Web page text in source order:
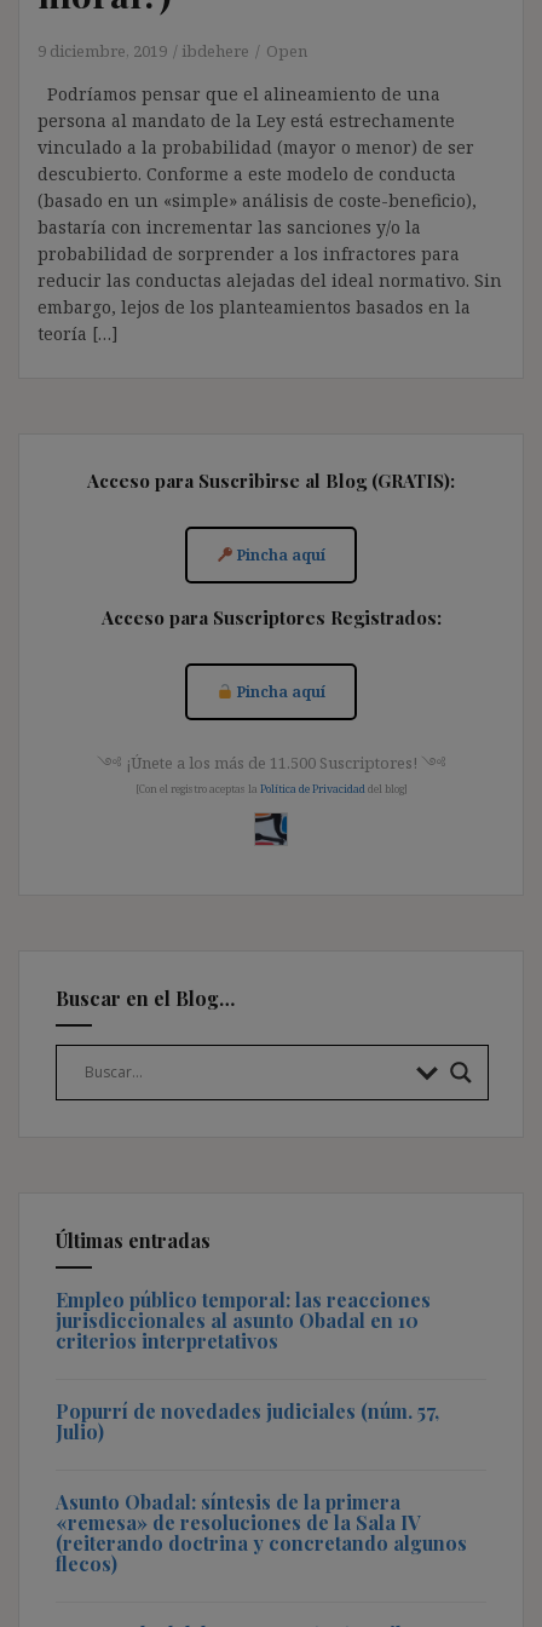
9 diciembre, 2019 ibdehere Open
Podríamos pensar que el alineamiento de una
persona al mandato de la Ley está estrechamente
vinculado a la probabilidad (mayor o menor) de ser
descubierto. Conforme a este modelo de conducta
(basado en un «simple» análisis de coste-beneficio),
bastaría con incrementar las sanciones y/o la
probabilidad de sorprender a los infractores para
reducir las conductas alejadas del ideal normativo. Sin
embargo, lejos de los planteamientos basados en la
teoría […]
Acceso para Suscribirse al Blog (GRATIS):
Pincha aquí
Acceso para Suscriptores Registrados:
Pincha aquí
༺ ¡Únete a los más de 11.500 Suscriptores! ༺
[Con el registro aceptas la Política de Privacidad del blog]
Buscar en el Blog…
Últimas entradas
Empleo público temporal: las reacciones
jurisdiccionales al asunto Obadal en 10
criterios interpretativos
Popurrí de novedades judiciales (núm. 57,
Julio)
Asunto Obadal: síntesis de la primera
«remesa» de resoluciones de la Sala IV
(reiterando doctrina y concretando algunos
flecos)